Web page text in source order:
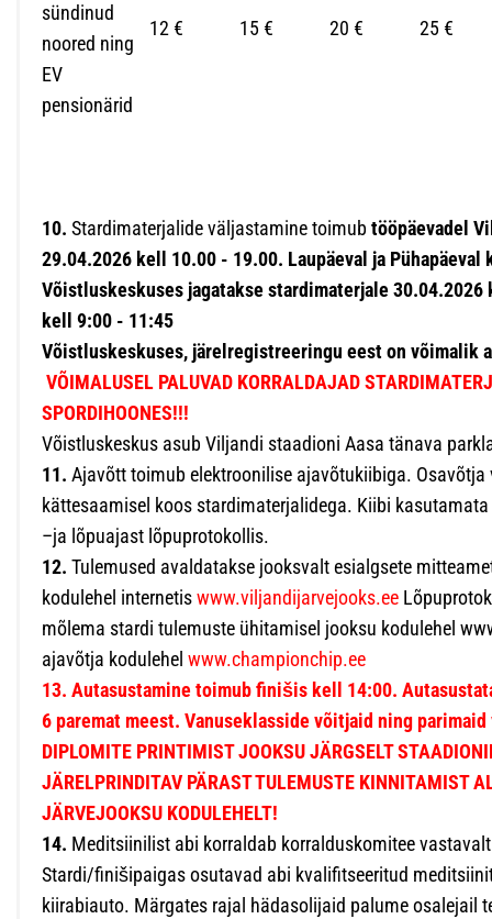
sündinud
noored ning
EV
pensionärid
12 € 15 € 20 € 25 €
10. Stardimaterjalide väljastamine toimub tööpäevadel
29.04.2026 kell 10.00 - 19.00. Laupäeval ja
Võistluskeskuses jagatakse stardimaterjale 30.04.2026
kell 9:00 - 11:45
Võistluskeskuses, järelregistreeringu eest on võimalik
VÕIMALUSEL PALUVAD KORRALDAJAD
SPORDIHOONES!!!
Võistluskeskus asub Viljandi staadioni Aasa tänava
11. Ajavõtt toimub elektroonilise ajavõtukiibiga. Osavõtja
kättesaamisel koos stardimaterjalidega. Kiibi
–ja lõpuajast lõpuprotokollis.
12. Tulemused avaldatakse jooksvalt esialgsete
kodulehel internetiswww.viljandijarvejooks.ee
mõlema stardi tulemuste ühitamisel jooksu kodulehel
ajavõtja kodulehel www.championchip.ee
13. Autasustamine toimub finišis kell 14:00.
6 paremat meest. Vanuseklasside võitjaid ning
DIPLOMITE PRINTIMIST JOOKSU JÄRGSELT
JÄRELPRINDITAV PÄRAST TULEMUSTE KINNITAMIST
JÄRVEJOOKSU KODULEHELT!
14. Meditsiinilist abi korraldab korralduskomitee
Stardi/finišipaigas osutavad abi kvalifitseeritud
kiirabiauto. Märgates rajal hädasolijaid palume osalejail